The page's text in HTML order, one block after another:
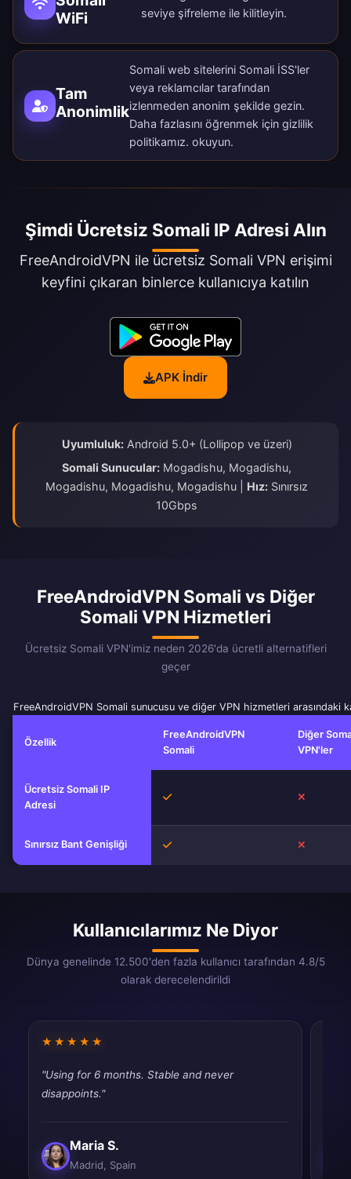
WiFi
seviye şifreleme ile kilitleyin.
Tam
Anonimlik
Somali web sitelerini Somali İSS'ler
veya reklamcılar tarafından
izlenmeden anonim şekilde gezin.
Daha fazlasını öğrenmek için gizlilik
politikamız. okuyun.
Şimdi Ücretsiz Somali IP Adresi Alın
FreeAndroidVPN ile ücretsiz Somali VPN erişimi
keyfini çıkaran binlerce kullanıcıya katılın
APK İndir
Uyumluluk:Android 5.0+ (Lollipop ve üzeri)
Somali Sunucular: Mogadishu, Mogadishu,
Mogadishu, Mogadishu, Mogadishu | Hız: Sınırsız
10Gbps
FreeAndroidVPN Somali vs Diğer
Somali VPN Hizmetleri
Ücretsiz Somali VPN'imiz neden 2026'da ücretli alternatifleri
geçer
FreeAndroidVPN Somali sunucusu ve diğer VPN hizmetleri arasındaki
Özellik
FreeAndroidVPN
Somali
Diğer
VPN'ler
Ücretsiz Somali IP
Adresi
Evet
Sınırsız Bant Genişliği Evet
Kullanıcılarımız Ne Diyor
Dünya genelinde 12.500'den fazla kullanıcı tarafından 4.8/5
olarak derecelendirildi
★★★★★
"Using for 6 months. Stable and never
disappoints."
Maria S.
Madrid, Spain